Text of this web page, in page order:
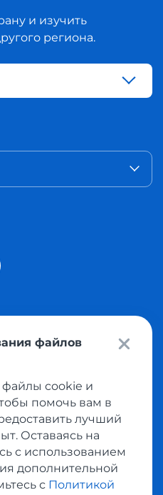
и изучить
региона.
покупок с интернет
Все права защищены
выкупа товаров
файлов
файлы cookie и
помочь вам в
лучший
Оставаясь на
с использованием
дополнительной
с Политикой